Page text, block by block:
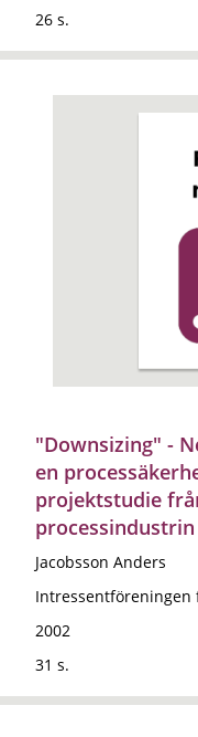
26 s.
"Downsizing" -
en
projektstudie
Jacobsson Anders
Intressentföreningen
2002
31 s.